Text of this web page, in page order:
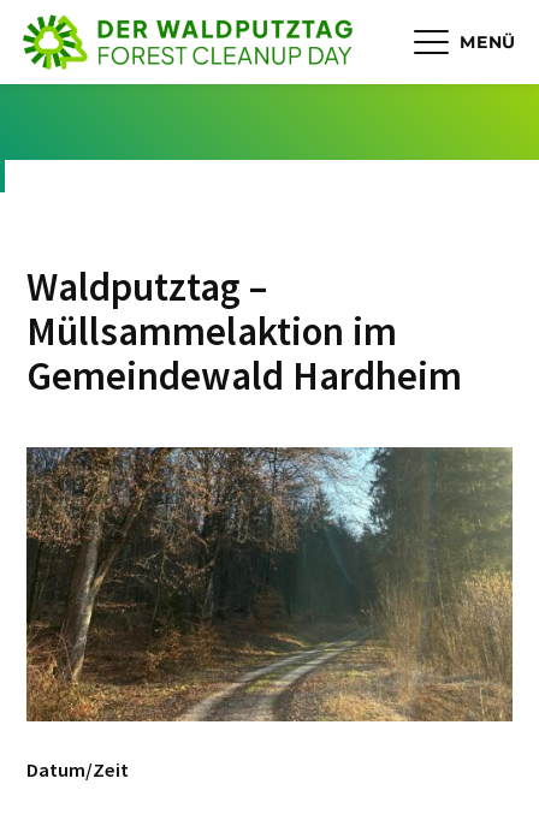
MENÜ
Waldputztag –
Müllsammelaktion im
Gemeindewald Hardheim
Datum/Zeit